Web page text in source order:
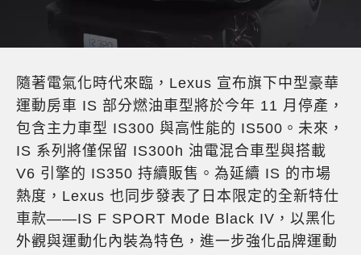
隨著電氣化時代來臨，Lexus 宣布旗下中型豪華
運動房車 IS 部分燃油車型將於今年 11 月停產，
包含主力車型 IS300 與高性能的 IS500。未來，
IS 系列將僅保留 IS300h 油電混合車型與搭載
V6 引擎的 IS350 持續販售。為延續 IS 的市場
熱度，Lexus 也同步發表了日本限定的全新特仕
車款——IS F SPORT Mode Black IV，以黑化
外觀與運動化內裝為特色，進一步強化品牌運動